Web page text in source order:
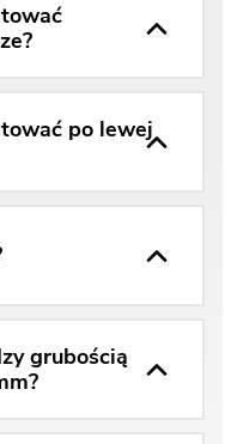
po lewej
grubością